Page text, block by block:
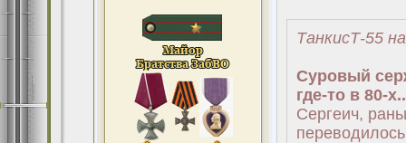
ТанкисТ-55
Суровый
где-то в 80-
Сергеич,